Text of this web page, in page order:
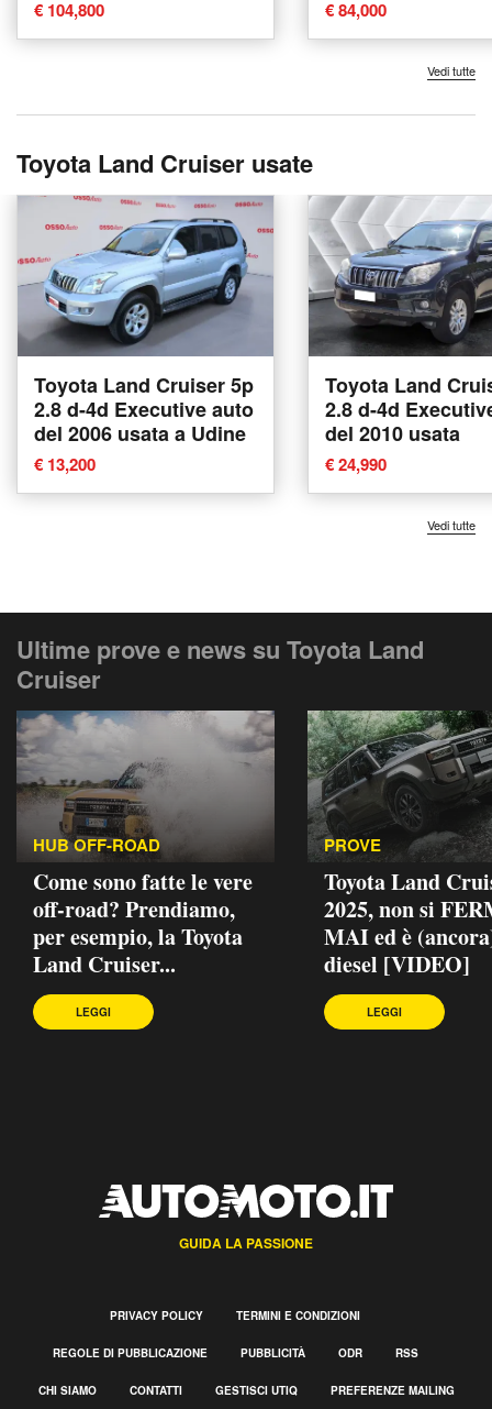
€ 104,800 € 84,000
Vedi tutte
Toyota Land Cruiser usate
Toyota Land Cruiser 5p
2.8 d-4d Executive auto
del 2006 usata a Udine
€ 13,200
Toyota Land
2.8 d-4d
del 2010 usata
€ 24,990
Vedi tutte
Ultime prove e news su Toyota Land
Cruiser
HUB OFF-ROAD
Come sono fatte le vere
off-road? Prendiamo,
per esempio, la Toyota
Land Cruiser...
LEGGI
PROVE
Toyota Land
2025, non si
MAI ed è
diesel [VIDEO]
LEGGI
GUIDA LA PASSIONE
PRIVACY POLICY TERMINI E CONDIZIONI
REGOLE DI PUBBLICAZIONE PUBBLICITÀ ODR RSS
CHI SIAMO CONTATTI GESTISCI UTIQ PREFERENZE MAILING